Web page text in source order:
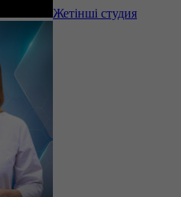
Жетінші студия